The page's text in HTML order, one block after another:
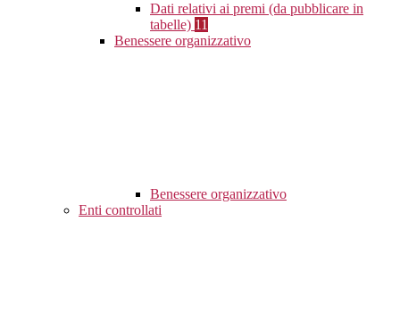
Dati relativi ai premi (da pubblicare in
tabelle) 11
Benessere organizzativo
Benessere organizzativo
Enti controllati